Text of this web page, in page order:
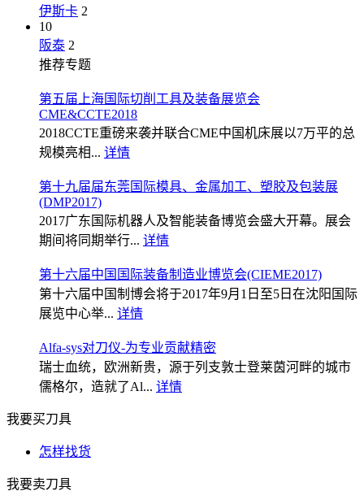
伊斯卡 2
10
阪泰 2
推荐专题
第五届上海国际切削工具及装备展览会
CME&CCTE2018
2018CCTE重磅来袭并联合CME中国机床展以7万平的总
规模亮相... 详情
第十九届届东莞国际模具、金属加工、塑胶及包装展
(DMP2017)
2017广东国际机器人及智能装备博览会盛大开幕。展会
期间将同期举行... 详情
第十六届中国国际装备制造业博览会(CIEME2017)
第十六届中国制博会将于2017年9月1日至5日在沈阳国际
展览中心举... 详情
Alfa-sys对刀仪-为专业贡献精密
瑞士血统，欧洲新贵，源于列支敦士登莱茵河畔的城市
儒格尔，造就了Al... 详情
我要买刀具
怎样找货
我要卖刀具